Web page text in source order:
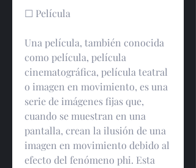
☐ Película
Una película, también conocida
como película, película
cinematográfica, película teatral
o imagen en movimiento, es una
serie de imágenes fijas que,
cuando se muestran en una
pantalla, crean la ilusión de una
imagen en movimiento debido al
efecto del fenómeno phi. Esta